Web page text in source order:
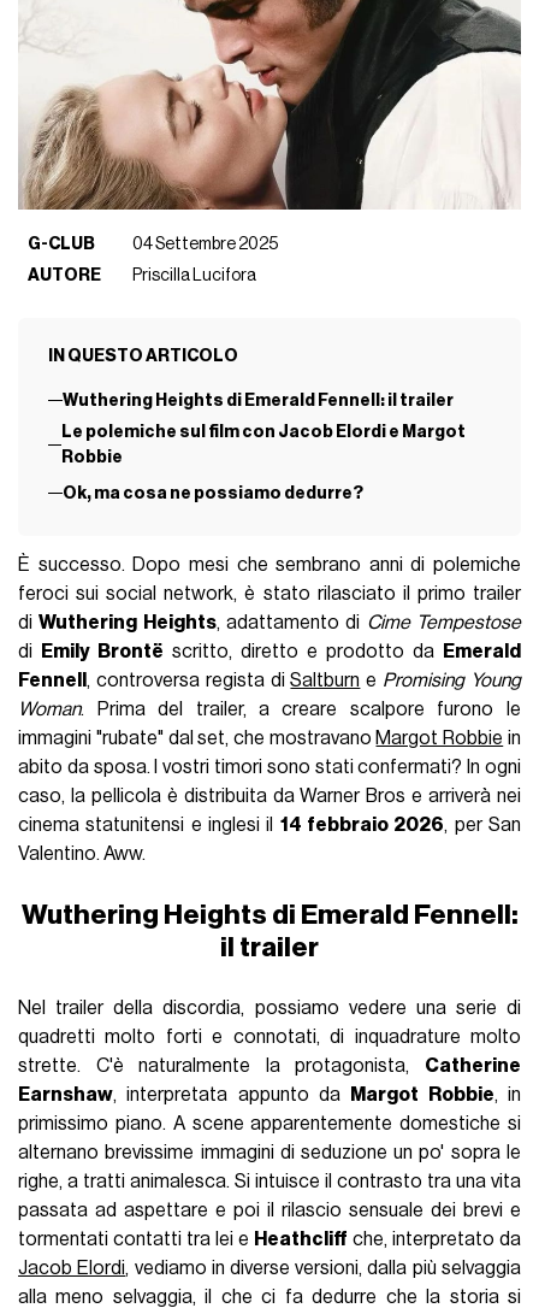
G-CLUB
04 Settembre 2025
AUTORE
Priscilla Lucifora
IN QUESTO ARTICOLO
Wuthering Heights di Emerald Fennell: il trailer
Le polemiche sul film con Jacob Elordi e Margot
Robbie
Ok, ma cosa ne possiamo dedurre?
È successo. Dopo mesi che sembrano anni di polemiche
feroci sui social network, è stato rilasciato il primo trailer
diWuthering Heights, adattamento di Cime Tempestose
di
Emily Brontë scritto, diretto e prodotto da
Emerald
Fennell , controversa regista diSaltburn e Promising Young
Woman. Prima del trailer, a creare scalpore furono le
immagini "rubate" dal set, che mostravano Margot Robbie in
abito da sposa. I vostri timori sono stati confermati? In ogni
caso, la pellicola è distribuita da Warner Bros e arriverà nei
cinema statunitensi e inglesi il 14 febbraio 2026, per San
Valentino. Aww.
Wuthering Heights di Emerald Fennell:
il trailer
Nel trailer della discordia, possiamo vedere una serie di
quadretti molto forti e connotati, di inquadrature molto
strette. C'è naturalmente la protagonista, Catherine
Earnshaw, interpretata appunto da Margot Robbie, in
primissimo piano. A scene apparentemente domestiche si
alternano brevissime immagini di seduzione un po' sopra le
righe, a tratti animalesca. Si intuisce il contrasto tra una vita
passata ad aspettare e poi il rilascio sensuale dei brevi e
tormentati contatti tra lei e Heathcliff che, interpretato da
Jacob Elordi, vediamo in diverse versioni, dalla più selvaggia
alla meno selvaggia, il che ci fa dedurre che la storia si